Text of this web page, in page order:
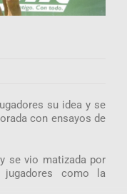
su idea y se
con ensayos de
se vio matizada por
jugadores como la